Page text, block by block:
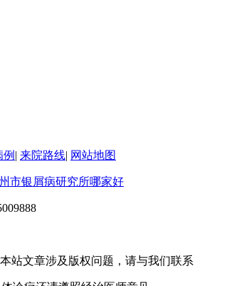
例 | 来院路线| 网站地图
市银屑病研究所哪家好
本站文章涉及版权问题，请与我们联系